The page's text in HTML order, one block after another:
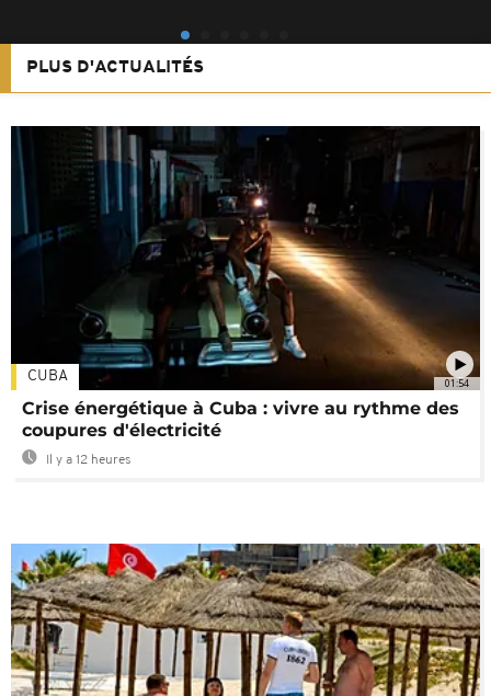
PLUS D'ACTUALITÉS
01:54
CUBA
Crise énergétique à Cuba : vivre au rythme des
coupures d'électricité
Il y a 12 heures